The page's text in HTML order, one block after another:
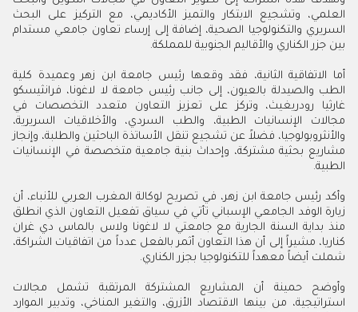
العلمي، وتشجيع الابتكار والتميز الأكاديمي، مع التركيز على البحث
السريري والتكنولوجيا الصحية، إضافة إلى إرساء تعاون جامعي مستدام
بين جزر الكناري والأقاليم الجنوبية للمملكة.
أما الاتفاقية الثانية، فقد وقعها رئيس جامعة ابن زهر وعميدة كلية
الطب والصيدلة بالعيون، إلى جانب رئيس جامعة لا لاغونا، فرانثيسكو
غارثيا رودريغيث، وتركز على تعزيز التعاون متعدد التخصصات في
مجالات الإنسانيات الطبية، والطب السردي، والأخلاقيات السريرية،
والأنثروبولوجيا، فضلاً عن تشجيع تنقل الأساتذة الباحثين والطلبة، وإنجاز
مشاريع بحثية مشتركة، وإحداث بنية جامعية متخصصة في الإنسانيات
الطبية.
وأكد رئيس جامعة ابن زهر، في تصريح لوكالة المغرب العربي للأنباء، أن
زيارة الوفد الجامعي الإسباني تأتي في سياق تفعيل التعاون الذي انطلق
منذ بداية السنة الجارية مع جامعتي لا لاغونا ولاس بالماس دي غران
كناريا، مشيراً إلى أن هذا التعاون أثمر بالفعل عدداً من اتفاقيات الشراكة،
شملت أيضاً معهداً للتكنولوجيا بجزر الكناري.
وأوضح حمينة أن المشاريع المشتركة المرتقبة تشمل مجالات
استراتيجية، من بينها الاقتصاد الأزرق، والتغير المناخي، وتدبير الموارد